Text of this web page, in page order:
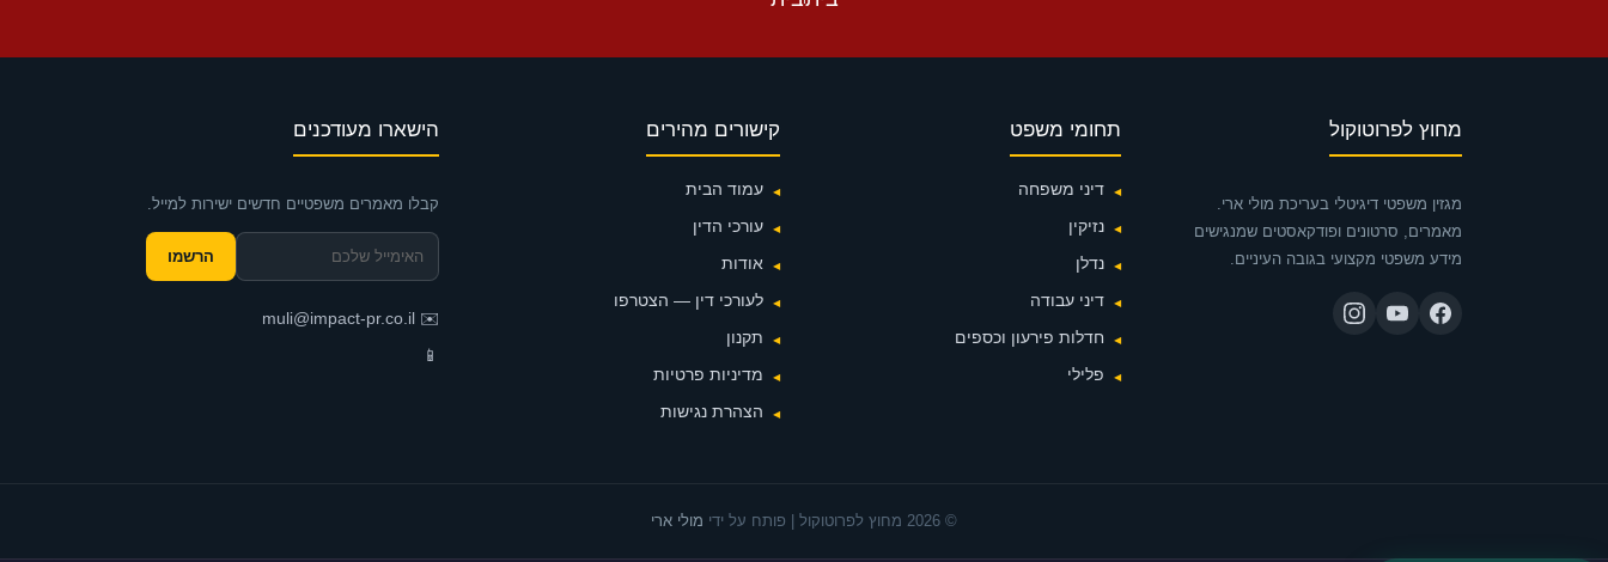
מחוץ לפרוטוקול
מגזין משפטי דיגיטלי בעריכת מולי ארי.
מאמרים, סרטונים ופודקאסטים שמנגישים
מידע משפטי מקצועי בגובה העיניים.
תחומי משפט
דיני משפחה
נזיקין
נדלן
דיני עבודה
חדלות פירעון וכספים
פלילי
קישורים מהירים
עמוד הבית
עורכי הדין
אודות
לעורכי דין — הצטרפו
תקנון
מדיניות פרטיות
הצהרת נגישות
הישארו מעודכנים
קבלו מאמרים משפטיים חדשים ישירות למייל.
הרשמו
✉️
muli@impact-pr.co.il
📱
© 2026 מחוץ לפרוטוקול | פותח על ידי מולי ארי